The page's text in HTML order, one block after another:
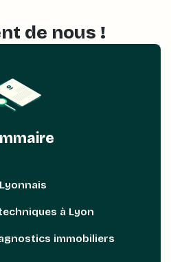
de nous !
à Lyon
immobiliers